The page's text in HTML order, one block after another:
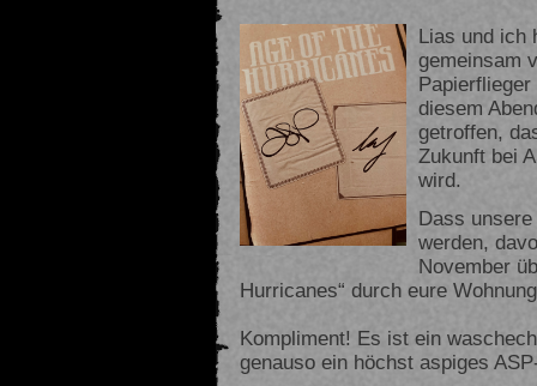
Lias und ich
gemeinsam
diesem
getroffen,
Zukunft bei
wird.
Dass
werden,
November
Hurricanes“ durch eure
Kompliment! Es ist ein
genauso ein höchst aspiges